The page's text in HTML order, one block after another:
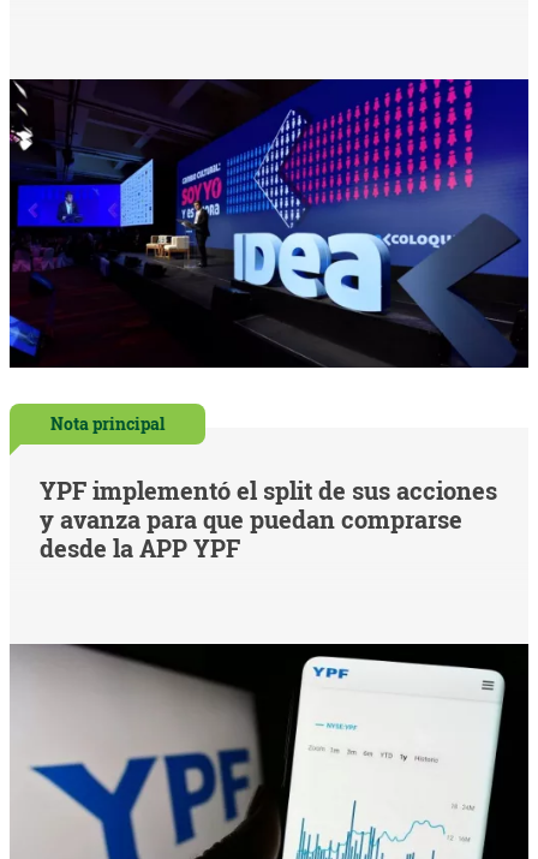
Nota principal
YPF implementó el split de sus acciones
y avanza para que puedan comprarse
desde la APP YPF